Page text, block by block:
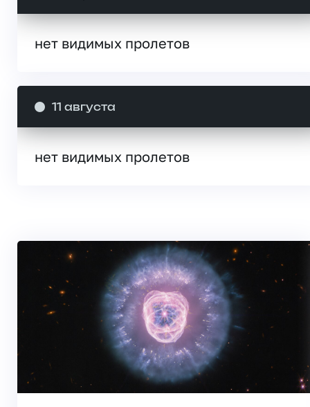
нет видимых пролетов
11 августа
нет видимых пролетов